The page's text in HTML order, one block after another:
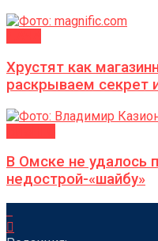
Хрустят как
раскрываем секрет
В Омске не удалось
недострой-«шайбу»